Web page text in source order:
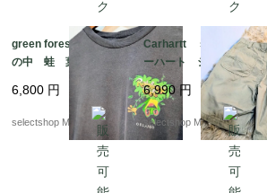
green forest cafe 森
の中 蛙 葉 Lサイ
ク 両面プリント ケ
ロッグ Tシャツ US
A fabric made in ME
6,800 円
selectshop Merci.
Carhartt size 36 カ
ーハート ショートパ
ンツ コットン スク
エア柄 リラックスフ
ィット ベージュ 短
パン Lサイズ程度
6,990円
selectshop Merci.